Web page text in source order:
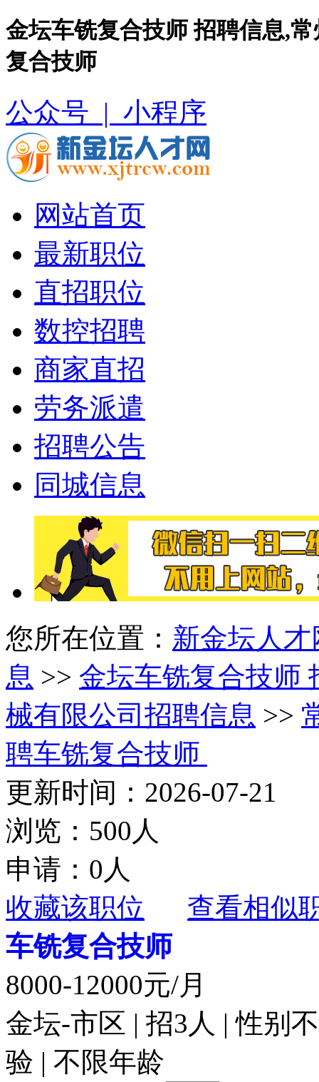
金坛车铣复合技师 招聘信息,
复合技师
公众号 | 小程序
网站首页
最新职位
直招职位
数控招聘
商家直招
劳务派遣
招聘公告
同城信息
您所在位置： 新金坛人才
息 >> 金坛车铣复合技师
械有限公司招聘信息 >>
聘车铣复合技师
更新时间：2026-07-21
浏览：500人
申请：0人
收藏该职位
查看相似
车铣复合技师
8000-12000元/月
金坛-市区 | 招3人 | 性别
验 | 不限年龄